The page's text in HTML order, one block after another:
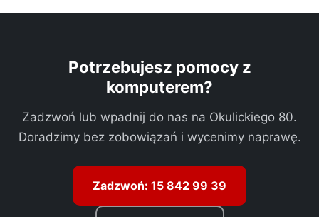
Potrzebujesz pomocy z
komputerem?
Zadzwoń lub wpadnij do nas na Okulickiego 80.
Doradzimy bez zobowiązań i wycenimy naprawę.
Zadzwoń: 15 842 99 39